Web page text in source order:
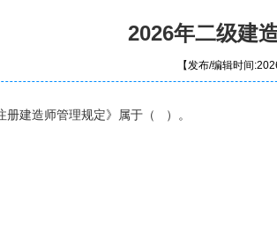
2026年二级建
【发布/编辑时间
册建造师管理规定》属于（ ）。